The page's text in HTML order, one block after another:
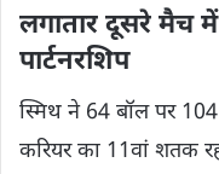
लगातार दूसरे मैच
पार्टनरशिप
स्मिथ ने 64 बॉल पर
करियर का 11वां शतक